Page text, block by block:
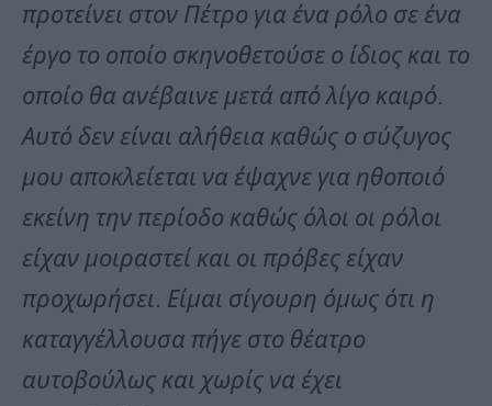
προτείνει στον Πέτρο για ένα ρόλο σε ένα
έργο το οποίο σκηνοθετούσε ο ίδιος και το
οποίο θα ανέβαινε μετά από λίγο καιρό.
Αυτό δεν είναι αλήθεια καθώς ο σύζυγος
μου αποκλείεται να έψαχνε για ηθοποιό
εκείνη την περίοδο καθώς όλοι οι ρόλοι
είχαν μοιραστεί και οι πρόβες είχαν
προχωρήσει. Είμαι σίγουρη όμως ότι η
καταγγέλλουσα πήγε στο θέατρο
αυτοβούλως και χωρίς να έχει